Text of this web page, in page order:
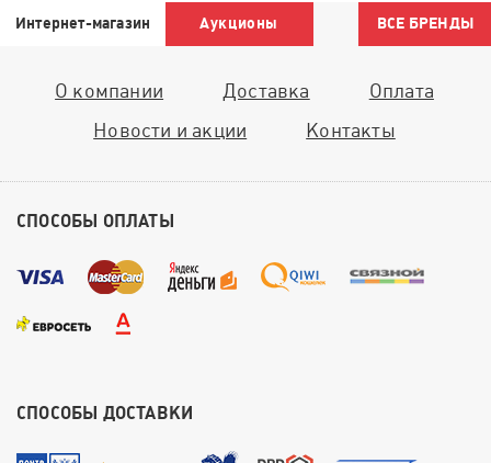
Интернет-магазин Аукционы ВСЕ БРЕНДЫ
О компании Доставка
Оплата
Новости и акции
Контакты
СПОСОБЫ ОПЛАТЫ
СПОСОБЫ ДОСТАВКИ